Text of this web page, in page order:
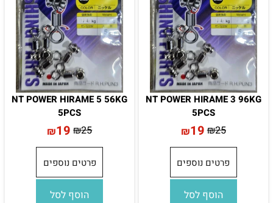
NT POWER HIRAME 3 96KG
5PCS
₪25
₪19
פרטים נוספים
הוסף לסל
NT POWER HIRAME 5 56KG
5PCS
₪25
₪19
פרטים נוספים
הוסף לסל